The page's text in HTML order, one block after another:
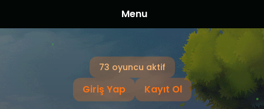
73 oyuncu aktif
Giriş Yap Kayıt Ol
Menu